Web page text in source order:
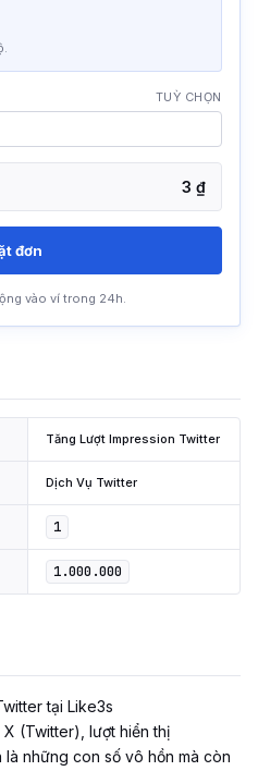
Tăng Lượt Impression Twitter
Dịch Vụ Twitter
1
1.000.000
tại Like3s
X (Twitter), lượt hiển thị
những con số vô hồn mà còn
TUỲ CHỌN
3 ₫
đơn
vào ví trong 24h.